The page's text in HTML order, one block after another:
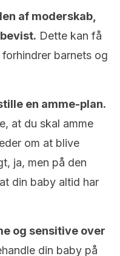
af ​​moderskab,
Dette kan få
barnets og
en amme-plan.
at du skal amme
om at blive
ja, men på den
din baby altid har
og sensitive over
din baby på